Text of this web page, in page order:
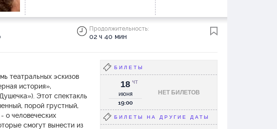
Продолжительность:
02 ч 40 мин
театральных эскизов
история»,
Этот спектакль
порой грустный,
о человеческих
смогут вынести из
БИЛЕТЫ
НЕТ БИЛЕТОВ
18
июня
ЧТ
19:00
БИЛЕТЫ НА ДРУГИЕ ДАТЫ